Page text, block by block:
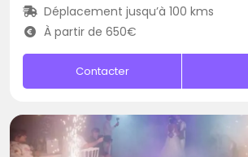
Déplacement jusqu’à 100 kms
À partir de 650€
Contacter